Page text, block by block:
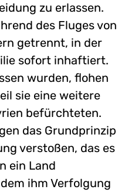
zu erlassen.
des Fluges von
getrennt, in der
sofort inhaftiert.
wurden, flohen
sie eine weitere
befürchteten.
das Grundprinzip
verstoßen, das es
ein Land
ihm Verfolgung